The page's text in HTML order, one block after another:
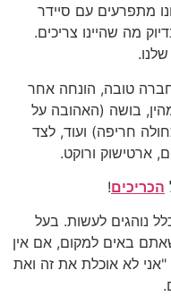
מתפרעים עם סיידר
מה שהיינו צריכים.
חברה טובה, הונחה אחר
בושה (האהובה על
חריפה) ועוד, לצד
ארטישוק ורוקט.
הכריכים!
נוהגים לעשות. בעל
באים למקום, אם אין
לא אוכלת את זה ואת